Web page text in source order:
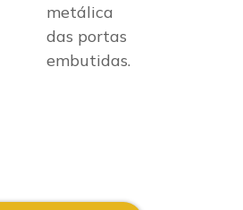
metálica
das portas
embutidas.